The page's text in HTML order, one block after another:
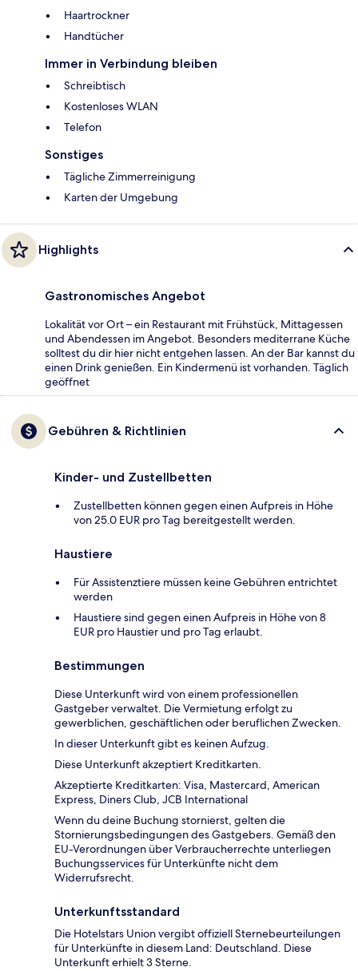
Haartrockner
Handtücher
Immer in Verbindung bleiben
Schreibtisch
Kostenloses WLAN
Telefon
Sonstiges
Tägliche Zimmerreinigung
Karten der Umgebung
Highlights
Gastronomisches Angebot
Lokalität vor Ort – ein Restaurant mit Frühstück, Mittagessen
und Abendessen im Angebot. Besonders mediterrane Küche
solltest du dir hier nicht entgehen lassen. An der Bar kannst du
einen Drink genießen. Ein Kindermenü ist vorhanden. Täglich
geöffnet
Gebühren & Richtlinien
Kinder- und Zustellbetten
Zustellbetten können gegen einen Aufpreis in Höhe
von 25.0 EUR pro Tag bereitgestellt werden.
Haustiere
Für Assistenztiere müssen keine Gebühren entrichtet
werden
Haustiere sind gegen einen Aufpreis in Höhe von 8
EUR pro Haustier und pro Tag erlaubt.
Bestimmungen
Diese Unterkunft wird von einem professionellen
Gastgeber verwaltet. Die Vermietung erfolgt zu
gewerblichen, geschäftlichen oder beruflichen Zwecken.
In dieser Unterkunft gibt es keinen Aufzug.
Diese Unterkunft akzeptiert Kreditkarten.
Akzeptierte Kreditkarten: Visa, Mastercard, American
Express, Diners Club, JCB International
Wenn du deine Buchung stornierst, gelten die
Stornierungsbedingungen des Gastgebers. Gemäß den
EU-Verordnungen über Verbraucherrechte unterliegen
Buchungsservices für Unterkünfte nicht dem
Widerrufsrecht.
Unterkunftsstandard
Die Hotelstars Union vergibt offiziell Sternebeurteilungen
für Unterkünfte in diesem Land: Deutschland. Diese
Unterkunft erhielt 3 Sterne.